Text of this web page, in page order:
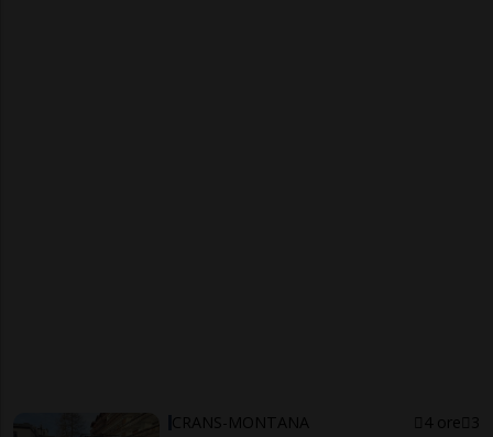
CRANS-MONTANA 4 ore 3